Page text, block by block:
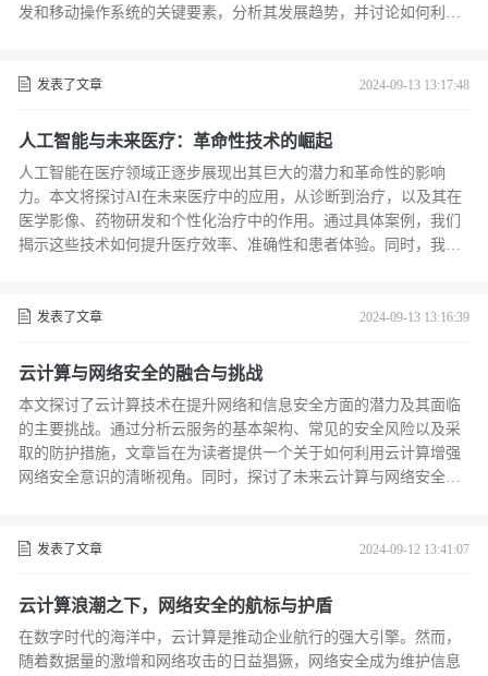
发和移动操作系统的关键要素，分析其发展趋势，并讨论如何利用
的影响。 ##
发表了文章 2024-09-13 13:17:48
人工智能与未来医疗：革命性技术的崛起
人工智能在医疗领域正逐步展现出其巨大的潜力和革命性的影响
力。本文将探讨AI在未来医疗中的应用，从诊断到治疗，以及其在
医学影像、药物研发和个性化治疗中的作用。通过具体案例，我们
揭示这些技术如何提升医疗效率、准确性和患者体验。同时，我们
发表了文章 2024-09-13 13:16:39
云计算与网络安全的融合与挑战
本文探讨了云计算技术在提升网络和信息安全方面的潜力及其面临
的主要挑战。通过分析云服务的基本架构、常见的安全风险以及采
取的防护措施，文章旨在为读者提供一个关于如何利用云计算增强
网络安全意识的清晰视角。同时，探讨了未来云计算与网络安全可
发表了文章 2024-09-12 13:41:07
云计算浪潮之下，网络安全的航标与护盾
在数字时代的海洋中，云计算是推动企业航行的强大引擎。然而，
随着数据量的激增和网络攻击的日益猖獗，网络安全成为维护信息